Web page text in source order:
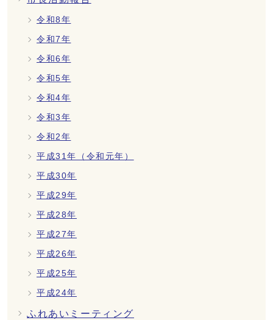
令和8年
令和7年
令和6年
令和5年
令和4年
令和3年
令和2年
平成31年（令和元年）
平成30年
平成29年
平成28年
平成27年
平成26年
平成25年
平成24年
ふれあいミーティング